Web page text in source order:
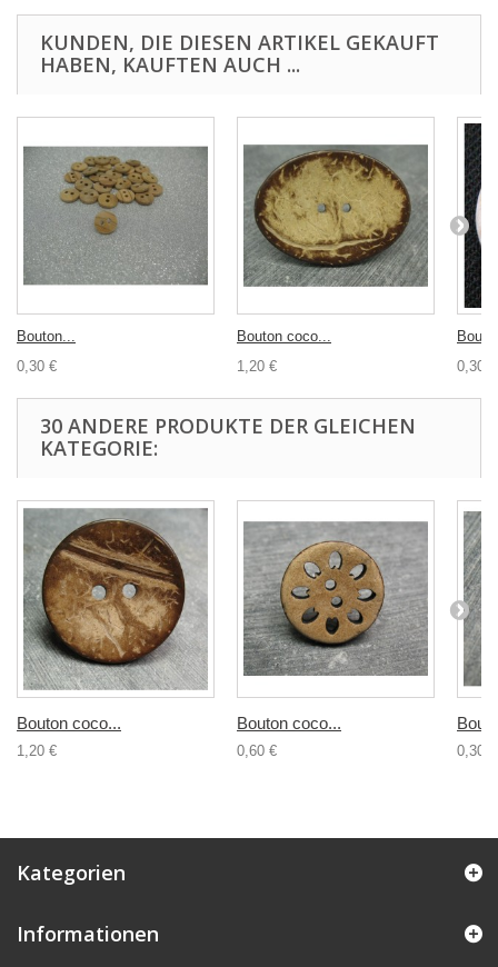
KUNDEN, DIE DIESEN ARTIKEL GEKAUFT
HABEN, KAUFTEN AUCH ...
Bouton...
0,30 €
Bouton coco...
1,20 €
0,30 €
30 ANDERE PRODUKTE DER GLEICHEN
KATEGORIE:
Bouton coco...
1,20 €
Bouton coco...
0,60 € 0,30 €
Kategorien
Informationen